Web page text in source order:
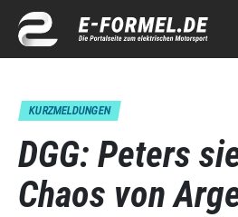
KURZMELDUNGEN
DGG: Peters
Chaos von